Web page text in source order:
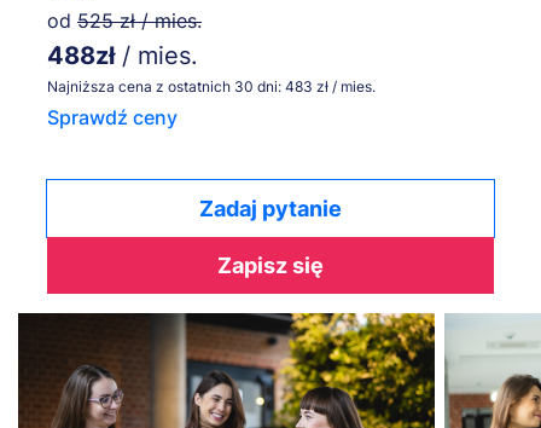
od 525 zł / mies.
488zł / mies.
Najniższa cena z ostatnich 30 dni: 483 zł / mies.
Sprawdź ceny
Zadaj pytanie
Zapisz się